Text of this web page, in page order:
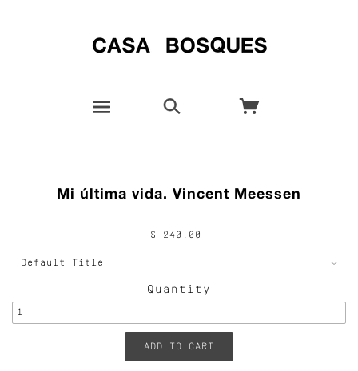
Mi última vida. Vincent Meessen
$ 240.00
Quantity